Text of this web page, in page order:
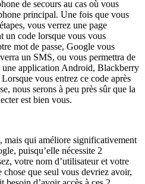
de secours au cas où vous
principal. Une fois que vous
vous verrez une page
un code lorsque vous vous
mot de passe, Google vous
un SMS, ou vous permettra de
une application Android, Blackberry
vous entrez ce code après
nous serons à peu près sûr que la
est bien vous.
mais qui améliore significativement
puisqu’elle nécessite 2
votre nom d’utilisateur et votre
chose que seul vous devriez avoir,